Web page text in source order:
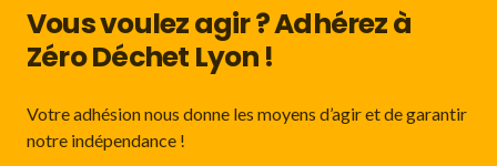
Vous voulez agir ? Adhérez à
Zéro Déchet Lyon !
Votre adhésion nous donne les moyens d’agir et de garantir
notre indépendance !